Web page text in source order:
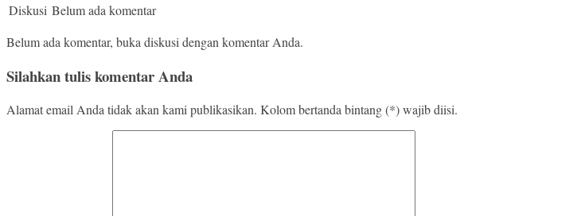
Diskusi Belum ada komentar
Belum ada komentar, buka diskusi dengan komentar Anda.
Silahkan tulis komentar Anda
Alamat email Anda tidak akan kami publikasikan. Kolom bertanda bintang (*) wajib diisi.